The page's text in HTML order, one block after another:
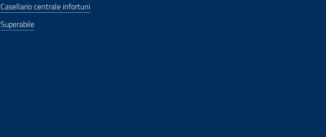
Casellario centrale infortuni
Superabile